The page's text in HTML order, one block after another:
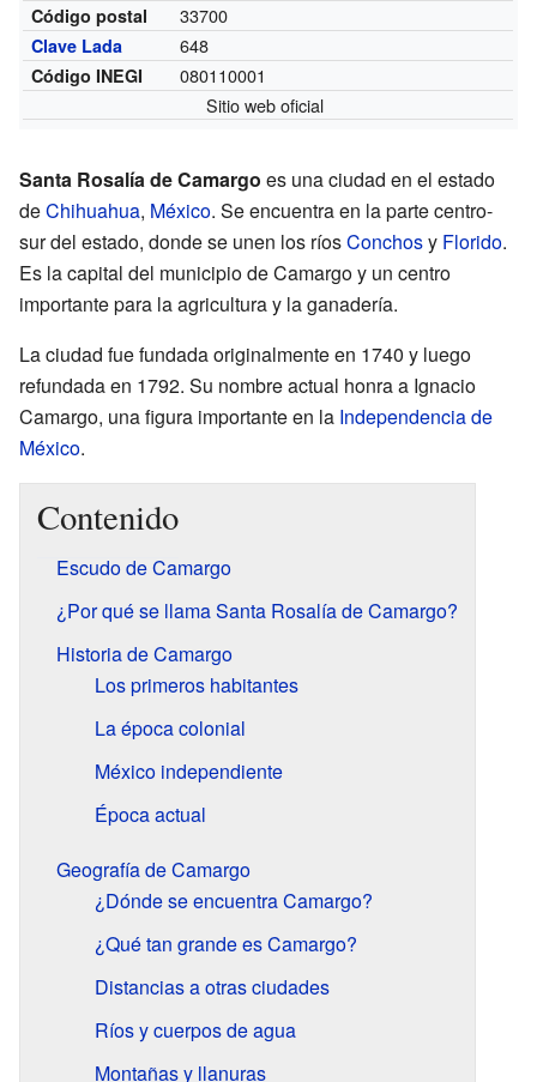
Código postal 33700
Clave Lada 648
Código INEGI
080110001
Sitio web oficial
Santa Rosalía de Camargo es una ciudad en el estado
deChihuahua, México. Se encuentra en la parte centro-
sur del estado, donde se unen los ríosConchosy Florido.
Es la capital del municipio de Camargo y un centro
importante para la agricultura y la ganadería.
La ciudad fue fundada originalmente en 1740 y luego
refundada en 1792. Su nombre actual honra a Ignacio
Camargo, una figura importante en la Independencia de
México.
Contenido
Escudo de Camargo
¿Por qué se llama Santa Rosalía de Camargo?
Historia de Camargo
Los primeros habitantes
La época colonial
México independiente
Época actual
Geografía de Camargo
¿Dónde se encuentra Camargo?
¿Qué tan grande es Camargo?
Distancias a otras ciudades
Ríos y cuerpos de agua
Montañas y llanuras